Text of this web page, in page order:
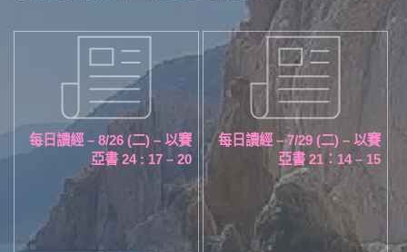
每日讀經 – 8/26 (二) – 以賽
亞書 24 : 17 – 20
每日讀經 – 7/29 (二) – 以賽
亞書 21：14 – 15